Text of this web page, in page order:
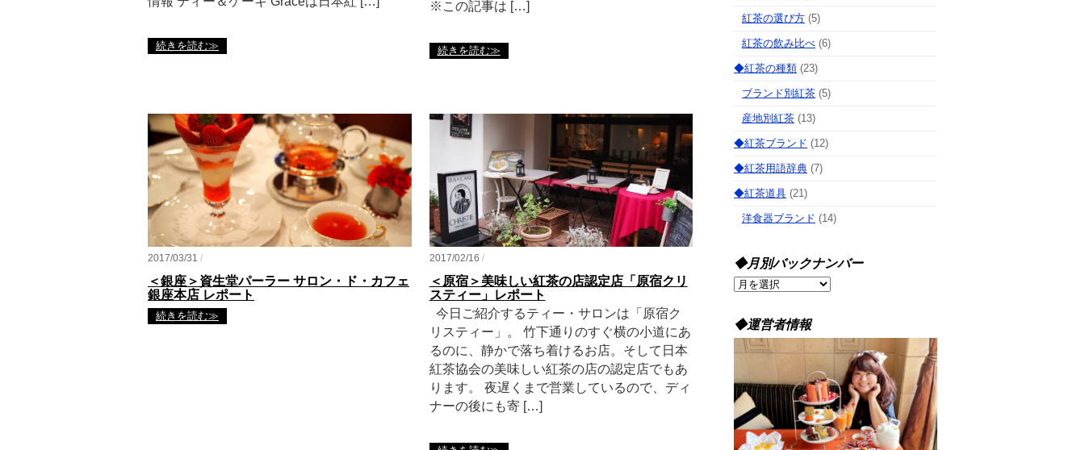
続きを読む≫
※この記事は […]
続きを読む≫
2017/03/31 /
＜銀座＞資生堂パーラー サロン・ド・カフェ
銀座本店 レポート
続きを読む≫
2017/02/16 /
＜原宿＞美味しい紅茶の店認定店「原宿クリ
スティー」レポート
今日ご紹介するティー・サロンは「原宿ク
リスティー」。 竹下通りのすぐ横の小道にあ
るのに、静かで落ち着けるお店。そして日本
紅茶協会の美味しい紅茶の店の認定店でもあ
ります。 夜遅くまで営業しているので、ディ
ナーの後にも寄 […]
紅茶の選び方 (5)
紅茶の飲み比べ (6)
◆紅茶の種類 (23)
ブランド別紅茶 (5)
産地別紅茶 (13)
◆紅茶ブランド (12)
◆紅茶用語辞典 (7)
◆紅茶道具 (21)
洋食器ブランド (14)
◆月別バックナンバー
◆
別
バ
ッ
ン
バ
ー
◆運営者情報